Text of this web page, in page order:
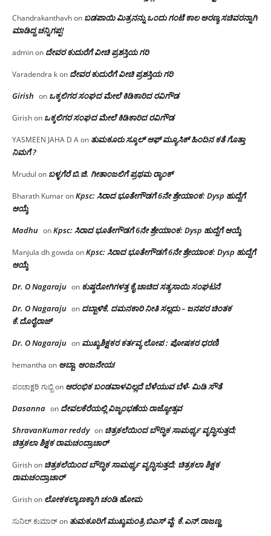
Chandrakanthavhon ಬಡಪಾಯಿ ಮಿತ್ರನನ್ನು ಒಂದು ಗಂಟೆ ಕಾಲ ಅರಣ್ಯ ಸಚಿವರನ್ನಾಗಿ
ಮಾಡಿದ್ದ ಚನ್ನಿಗಪ್ಪ!
adminon ದೇವರ ಕುದುರೆಗೆ ವೀಚಿ ಪ್ರಶಸ್ತಿಯ ಗರಿ
Varadendra kon ದೇವರ ಕುದುರೆಗೆ ವೀಚಿ ಪ್ರಶಸ್ತಿಯ ಗರಿ
Girish on ಒಕ್ಕಲಿಗರ ಸಂಘದ ಮೇಲೆ ಕಿಡಿಕಾರಿದ ರವಿಗೌಡ
Girishon ಒಕ್ಕಲಿಗರ ಸಂಘದ ಮೇಲೆ ಕಿಡಿಕಾರಿದ ರವಿಗೌಡ
YASMEEN JAHA D Aon ತುಮಕೂರು ಸ್ಕೂಲ್ ಆಫ್ ಮ್ಯೂಸಿಕ್ ಹಿಂದಿನ ಕತೆ ಗೊತ್ತಾ
ನಿಮಗೆ ?
Mrudul on ಬಳ್ಳಗೆರೆ ಬಿ.ಜಿ. ಗೀತಾಂಜಲಿಗೆ ಪ್ರಥಮ ರ‌್ಯಾಂಕ್
Bharath KumaronKpsc: ಸಿರಾದ ಭೂತೇಗೌಡಗೆ 6ನೇ ಶ್ರೇಯಾಂಕ: Dysp ಹುದ್ದೆಗೆ
ಆಯ್ಕೆ
Madhu onKpsc: ಸಿರಾದ ಭೂತೇಗೌಡಗೆ 6ನೇ ಶ್ರೇಯಾಂಕ: Dysp ಹುದ್ದೆಗೆ ಆಯ್ಕೆ
Manjula dh gowda onKpsc: ಸಿರಾದ ಭೂತೇಗೌಡಗೆ 6ನೇ ಶ್ರೇಯಾಂಕ: Dysp ಹುದ್ದೆಗೆ
ಆಯ್ಕೆ
Dr. O Nagaraju on ಕುಷ್ಠರೋಗಿಗಳತ್ತ ಕೈ ಚಾಚಿದ ಸತ್ಯಸಾಯಿ ಸಂಘಟನೆ
Dr. O Nagaraju on ದಬ್ಬಾಳಿಕೆ, ದಮನಕಾರಿ ನೀತಿ ಸಲ್ಲದು – ಜನಪರ ಚಿಂತಕ
ಕೆ.ದೊರೈರಾಜ್
Dr. O Nagaraju on ಮುಖ್ಯಶಿಕ್ಷಕರ ಕರ್ತವ್ಯ ಲೋಪ : ಪೋಷಕರ ಧರಣಿ
hemantha on ಅಬ್ಬಾ, ಆಂಜನೇಯ!
ಪಂಚಾಕ್ಷರಿ ಗುಬ್ಬಿon ಆರಂಭಿಕ ಬಂಡವಾಳವಿಲ್ಲದೆ ಬೆಳೆಯುವ ಬೆಳೆ- ಮಿಡಿ ಸೌತೆ
Dasanna on ದೇವಲಕೆರೆಯಲ್ಲಿ ವಿಜೃಂಭಣೆಯ ರಾಜ್ಯೋತ್ಸವ
ShravanKumar reddy on ಚಿತ್ರಕಲೆಯಿಂದ ಬೌದ್ಧಿಕ ಸಾಮರ್ಥ್ಯ ವೃದ್ಧಿಸುತ್ತದೆ;
ಚಿತ್ರಕಲಾ ಶಿಕ್ಷಕ ರಾಮಚಂದ್ರಾಚಾರ್
Girishon ಚಿತ್ರಕಲೆಯಿಂದ ಬೌದ್ಧಿಕ ಸಾಮರ್ಥ್ಯ ವೃದ್ಧಿಸುತ್ತದೆ; ಚಿತ್ರಕಲಾ ಶಿಕ್ಷಕ
ರಾಮಚಂದ್ರಾಚಾರ್
Girishon ಲೋಕಕಲ್ಯಾಣಕ್ಕಾಗಿ ಚಂಡಿ ಹೋಮ
ಸುನಿಲ್ ಕುಮಾರ್on ತುಮಕೂರಿಗೆ ಮುಖ್ಯಮಂತ್ರಿ ಬಿಎಸ್ ವೈ: ಕೆ.ಎನ್.ರಾಜಣ್ಣ